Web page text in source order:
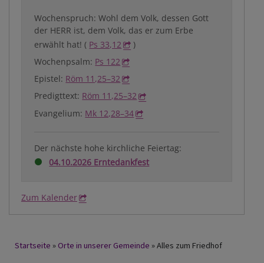
Wochenspruch: Wohl dem Volk, dessen Gott
der HERR ist, dem Volk, das er zum Erbe
erwählt hat! ( Ps 33,12
)
Wochenpsalm: Ps 122
Epistel: Röm 11,25–32
Predigttext: Röm 11,25–32
Evangelium: Mk 12,28–34
Der nächste hohe kirchliche Feiertag:
04.10.2026 Erntedankfest
Zum Kalender
Breadcrumb
Startseite Orte in unserer Gemeinde Alles zum Friedhof